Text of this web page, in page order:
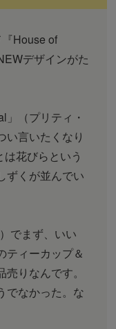
House of
デザインがた
」（プリティ・
い言いたくなり
は花びらという
ずくが並んでい
でまず、いい
ティーカップ＆
りなんです。
でなかった。な